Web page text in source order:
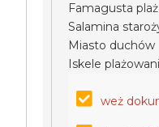
Famagusta
Salamina
Miasto duchów
Iskele
weż